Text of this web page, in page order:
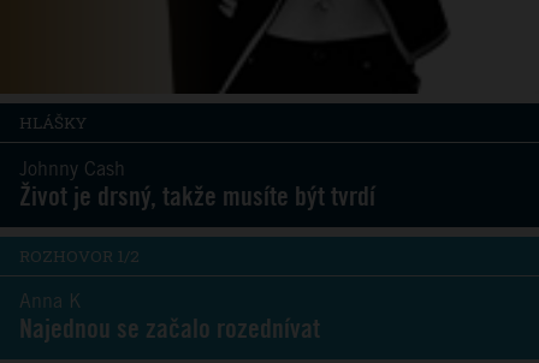
HLÁŠKY
Johnny Cash
Život je drsný, takže musíte být tvrdí
ROZHOVOR 1/2
Anna K
Najednou se začalo rozednívat